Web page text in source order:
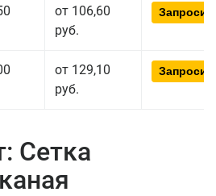
от 106,60
руб.
от 129,10
руб.
Сетка